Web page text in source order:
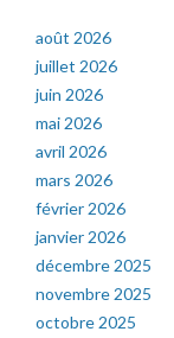
août 2026
juillet 2026
juin 2026
mai 2026
avril 2026
mars 2026
février 2026
janvier 2026
décembre 2025
novembre 2025
octobre 2025